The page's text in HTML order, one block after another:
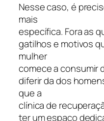
Nesse caso, é
mais
específica. Fora as
gatilhos e motivos
mulher
comece a consumir
diferir da dos
que a
clínica de
ter um espaço